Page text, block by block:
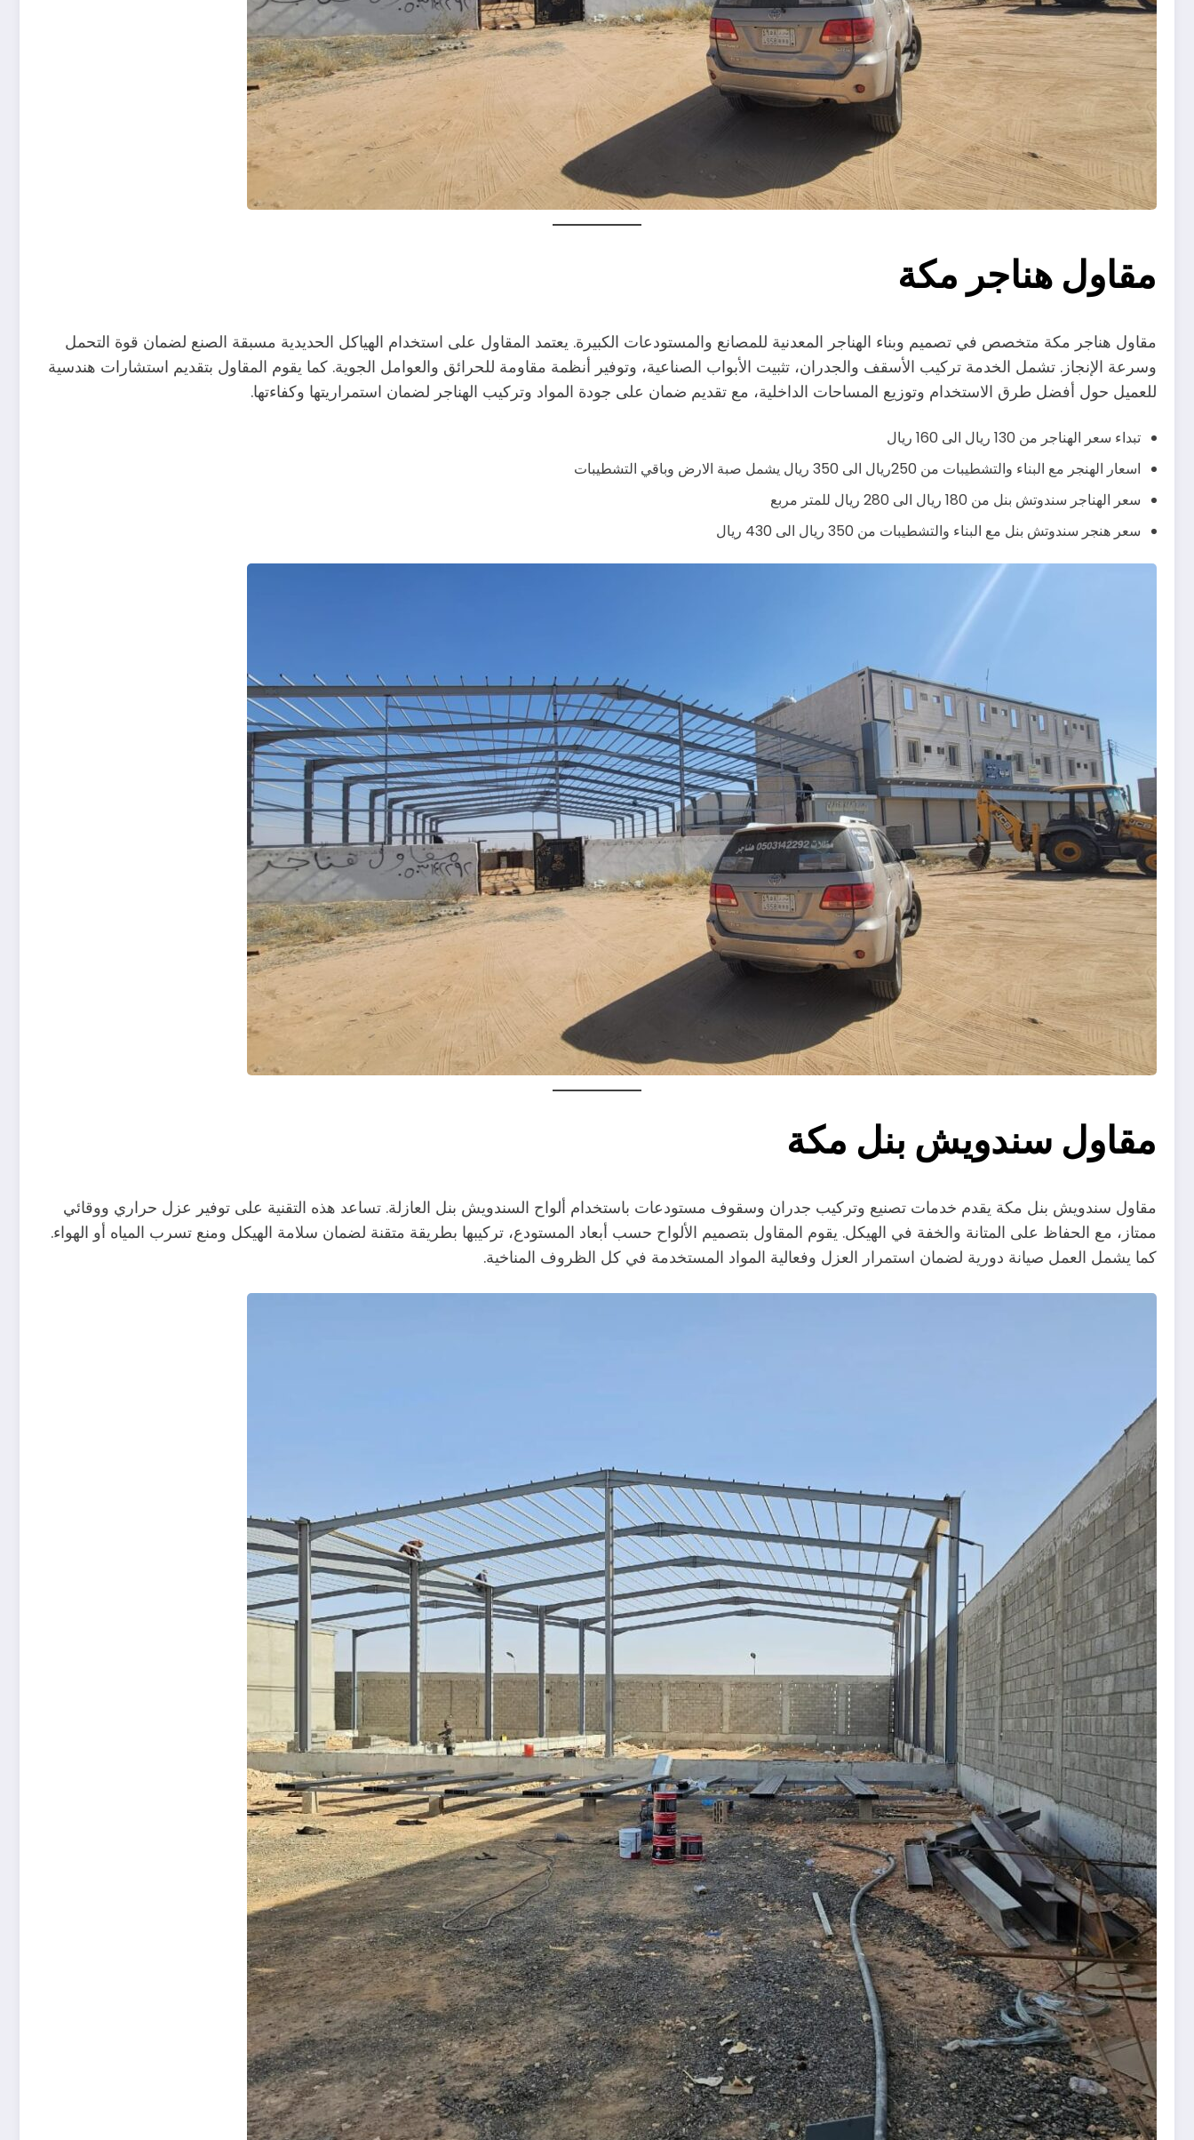
مقاول هناجر مكة
مقاول هناجر مكة متخصص في تصميم وبناء الهناجر المعدنية للمصانع والمستودعات الكبيرة. يعتمد المقاول على استخدام الهياكل الحديدية مسبقة الصنع لضمان قوة التحمل
وسرعة الإنجاز. تشمل الخدمة تركيب الأسقف والجدران، تثبيت الأبواب الصناعية، وتوفير أنظمة مقاومة للحرائق والعوامل الجوية. كما يقوم المقاول بتقديم استشارات هندسية
للعميل حول أفضل طرق الاستخدام وتوزيع المساحات الداخلية، مع تقديم ضمان على جودة المواد وتركيب الهناجر لضمان استمراريتها وكفاءتها.
تبداء سعر الهناجر من 130 ريال الى 160 ريال
اسعار الهنجر مع البناء والتشطيبات من 250ريال الى 350 ريال يشمل صبة الارض وباقي التشطيبات
سعر الهناجر سندوتش بنل من 180 ريال الى 280 ريال للمتر مربع
سعر هنجر سندوتش بنل مع البناء والتشطيبات من 350 ريال الى 430 ريال
مقاول سندويش بنل مكة
مقاول سندويش بنل مكة يقدم خدمات تصنيع وتركيب جدران وسقوف مستودعات باستخدام ألواح السندويش بنل العازلة. تساعد هذه التقنية على توفير عزل حراري ووقائي
ممتاز، مع الحفاظ على المتانة والخفة في الهيكل. يقوم المقاول بتصميم الألواح حسب أبعاد المستودع، تركيبها بطريقة متقنة لضمان سلامة الهيكل ومنع تسرب المياه أو الهواء.
كما يشمل العمل صيانة دورية لضمان استمرار العزل وفعالية المواد المستخدمة في كل الظروف المناخية.